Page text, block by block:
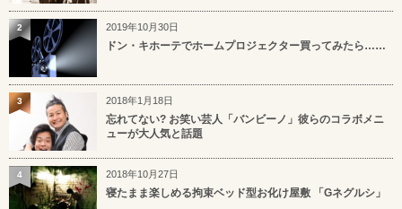
2019年10月30日
ドン・キホーテでホームプロジェクター買ってみたら……
2
2018年1月18日
忘れてない? お笑い芸人「バンビーノ」彼らのコラボメニ
ューが大人気と話題
3
2018年10月27日
寝たまま楽しめる拘束ベッド型お化け屋敷 「Gネグルシ」
4